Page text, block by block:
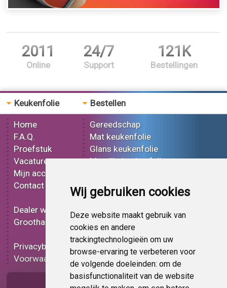
Wij gebruiken cookies
Deze website maakt gebruik van
cookies en andere
trackingtechnologieën om uw
browse-ervaring te verbeteren voor
de volgende doeleinden: om de
basisfunctionaliteit van de website
2011
Online
24/7
Support
121K
Bestellingen
Keukenfolie
Home
F.A.Q.
Proefstuk
Vacatures
Mijn account
Contact
Dealer worden
Groothandel
Privacybeleid
Voorwaarden
Bestellen
Gereedschap
Mat keukenfolie
Glans keukenfolie
Metallic keukenfolie
Effect keukenfolie
Bedrukt keukenfolie
Carbon keukenfolie
Lampen folie
Functionele folie
Keukenfolie korting
Op bestelling
Pagina delen